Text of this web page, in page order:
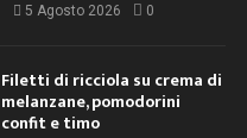
5 Agosto 2026
0
Filetti di ricciola su crema di
melanzane, pomodorini
confit e timo